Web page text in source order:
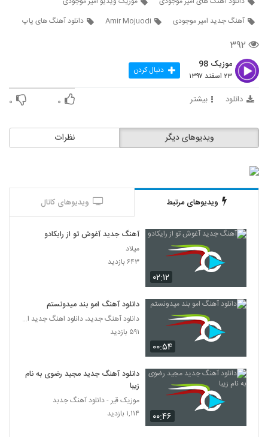
2167
2169
2170
Shahrad Begoo To Ham Mesle Mani
۲۷۹ بازدید
Khaterat)
2173
دانلود آهنگ شهراد سیستان دلداده
۲۵۷ بازدید
شهرام بهزادپور آهنگ قرعه خوشبختی
2175
آهنگ من عاشقت شدم از علی رنجبر(پاپ)
۵۶۵ بازدید
دانلود آهنگ جدید و زیبای مریم با نام کجایی
۱,۰۲۹ بازدید
آهنگ جدید امیر موجودی
Amir Mojuodi دانلود آهنگ های پاپ
۳۹۲
موزیک 98
۲۳ اسفند ۱۳۹۷ دنبال کردن
دانلود بیشتر ۰ ۰
نظرات ویدیوهای دیگر
ویدیوهای مرتبط ویدیوهای کانال
۰۲:۱۲
آهنگ جدید آغوش تو از رایکادو
میلاد
۶۴۳ بازدید
۰۰:۵۴
دانلود آهنگ امو بند میدونستم
دانلود آهنگ جدید، دانلود اهنگ جدید ایرانی
۵۹۱ بازدید
۰۰:۴۶
دانلود آهنگ جدید مجید رضوی به نام
زیبا
موزیک قیر - دانلود آهنگ جدبد
۱,۱۱۴ بازدید